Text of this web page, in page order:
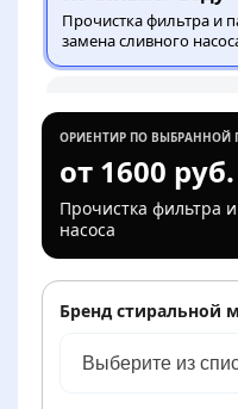
Прочистка фильтра и
замена сливного
Поиск места протечки,
Шумит или
вибрирует
Диагностика
амортизаторов, замена
амортизаторов
Показывает
ОРИЕНТИР ПО ВЫБРАННОЙ
от 1600 руб.
Прочистка фильтра
насоса
Бренд стиральной